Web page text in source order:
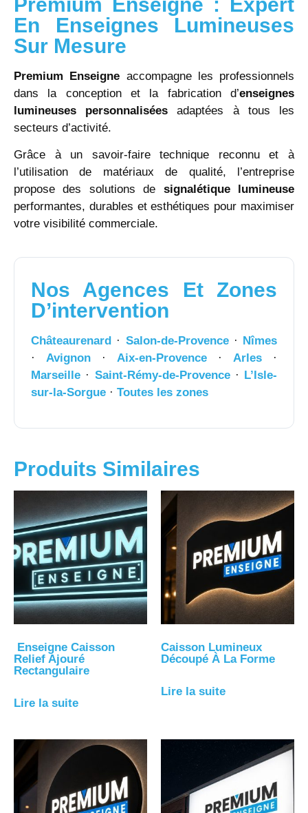
En Enseignes Lumineuses
Sur Mesure
Premium Enseigne accompagne les professionnels
dans la conception et la fabrication d’enseignes
lumineuses personnalisées adaptées à tous les
secteurs d’activité.
Grâce à un savoir-faire technique reconnu et à
l’utilisation de matériaux de qualité, l’entreprise
propose des solutions de signalétique lumineuse
performantes, durables et esthétiques pour maximiser
votre visibilité commerciale.
Nos Agences Et Zones
D’intervention
Châteaurenard · Salon-de-Provence·
Nîmes
· Avignon · Aix-en-Provence · Arles ·
Marseille · Saint-Rémy-de-Provence·
L’Isle-
sur-la-Sorgue · Toutes les zones
Produits Similaires
Enseigne Caisson
Relief Ajouré
Rectangulaire
Lire la suite
Caisson Lumineux
Découpé À La Forme
Lire la suite